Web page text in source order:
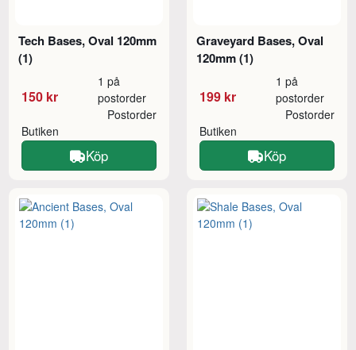
Tech Bases, Oval 120mm
(1)
150 kr
1 på
postorder
Butiken
Postorder
Köp
Graveyard Bases, Oval
120mm (1)
199 kr
1 på
postorder
Butiken
Postorder
Köp